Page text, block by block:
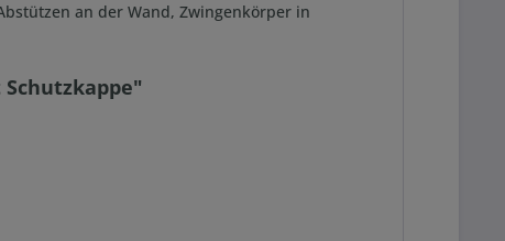
an der Wand, Zwingenkörper in